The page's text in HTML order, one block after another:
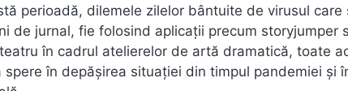
perioadă, dilemele zilelor bântuite de virusul
de jurnal, fie folosind aplicații precum storyjumper
în cadrul atelierelor de artă dramatică, toate
în depășirea situației din timpul pandemiei și